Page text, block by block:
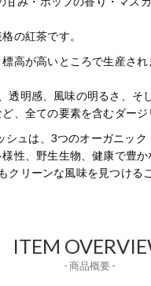
の紅茶です。
高が高いところで生産さ
透明感、風味の明るさ、
、全ての要素を含むダー
ュは、3つのオーガニッ
性、野生生物、健康で豊
クリーンな風味を見つける
ITEM
- 商品概要 -